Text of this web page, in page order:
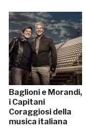
Baglioni e Morandi,
i Capitani
Coraggiosi della
musica italiana